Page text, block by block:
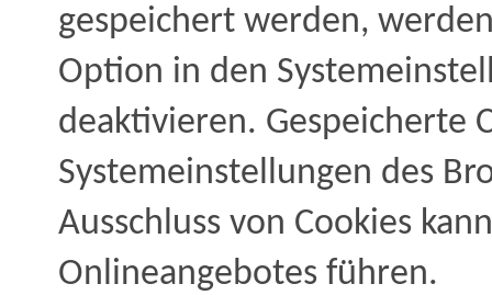
gespeichert werden,
Option in den
deaktivieren. Gespeicherte
Systemeinstellungen des
Ausschluss von Cookies
Onlineangebotes führen.